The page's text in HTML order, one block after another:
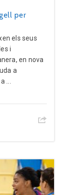
per
els seus
i
en nova
a
...